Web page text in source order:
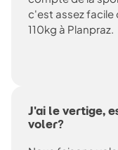
c'est assez facile
110kg à Planpraz.
J'ai le vertige,
voler?